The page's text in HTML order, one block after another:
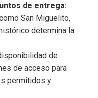
de entrega:
San Miguelito,
determina la
de
de acceso para
permitidos y